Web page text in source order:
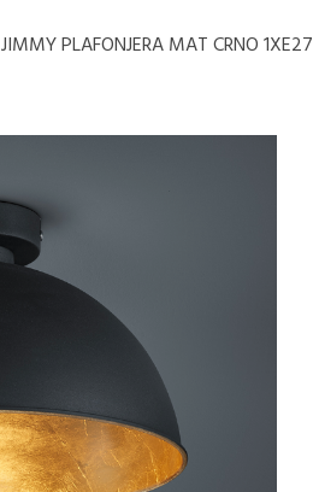
JIMMY PLAFONJERA MAT CRNO 1XE27